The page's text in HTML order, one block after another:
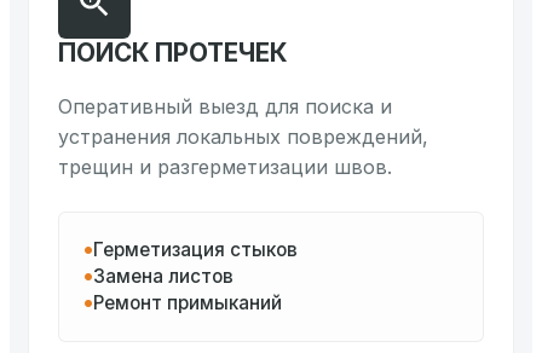
ПОИСК ПРОТЕЧЕК
Оперативный выезд для поиска и
устранения локальных повреждений,
трещин и разгерметизации швов.
Герметизация стыков
Замена листов
Ремонт примыканий